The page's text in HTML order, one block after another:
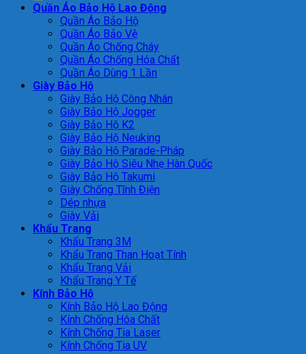
Quần Áo Bảo Hộ Lao Động
Quần Áo Bảo Hộ
Quần Áo Bảo Vệ
Quần Áo Chống Cháy
Quần Áo Chống Hóa Chất
Quần Áo Dùng 1 Lần
Giày Bảo Hộ
Giày Bảo Hộ Công Nhân
Giày Bảo Hộ Jogger
Giày Bảo Hộ K2
Giày Bảo Hộ Neuking
Giày Bảo Hộ Parade-Pháp
Giày Bảo Hộ Siêu Nhẹ Hàn Quốc
Giày Bảo Hộ Takumi
Giày Chống Tĩnh Điện
Dép nhựa
Giày Vải
Khẩu Trang
Khẩu Trang 3M
Khẩu Trang Than Hoạt Tính
Khẩu Trang Vải
Khẩu Trang Y Tế
Kính Bảo Hộ
Kính Bảo Hộ Lao Động
Kính Chống Hóa Chất
Kính Chống Tia Laser
Kính Chống Tia UV